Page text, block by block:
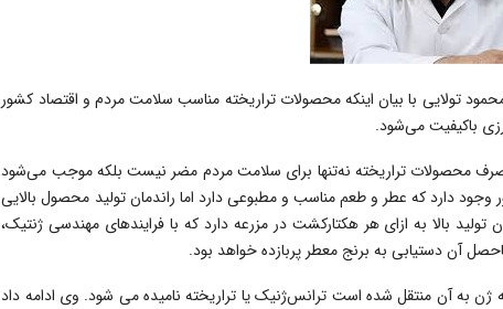
تولایی با بیان اینکه محصولات تراریخته مناسب سلامت مردم و اقتصاد کشور
باکیفیت می‌شود.
محصولات تراریخته نه‌تنها برای سلامت مردم مضر نیست بلکه موجب می‌شود
دارد که عطر و طعم مناسب و مطبوعی دارد اما راندمان تولید محصول بالایی
بالا به ازای هر هکتارکشت در مزرعه دارد که با فرایندهای مهندسی ژنتیک،
آن دستیابی به برنج معطر پربازده خواهد بود.
به آن منتقل شده است ترانس‌ژنیک یا تراریخته نامیده می شود. وی ادامه داد